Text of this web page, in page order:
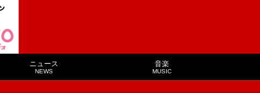
ニュース
NEWS
音楽
MUSIC